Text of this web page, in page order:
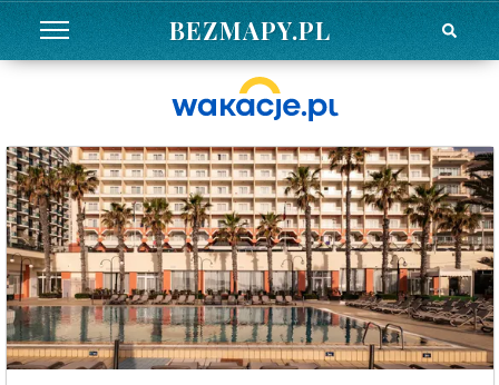
BEZMAPY.PL